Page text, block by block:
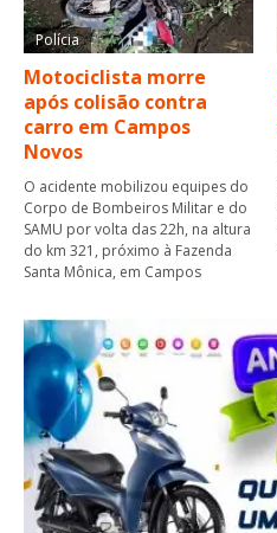
Polícia
Motociclista morre
após colisão contra
carro em Campos
Novos
O acidente mobilizou equipes do
Corpo de Bombeiros Militar e do
SAMU por volta das 22h, na altura
do km 321, próximo à Fazenda
Santa Mônica, em Campos